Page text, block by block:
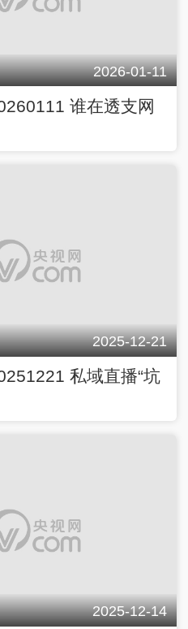
2026-01-11
谁在透支网
2025-12-21
私域直播“坑
2025-12-14